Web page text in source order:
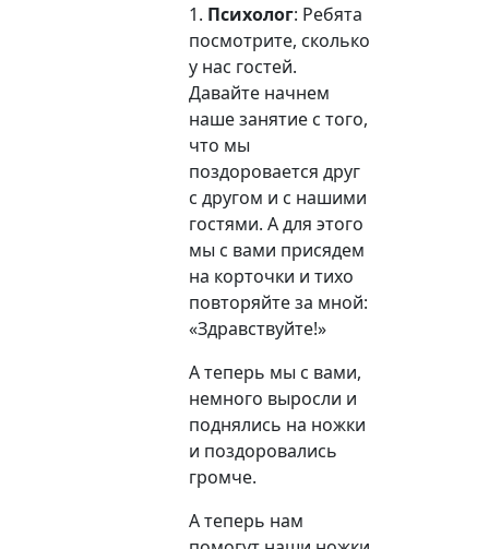
1. Психолог: Ребята
посмотрите, сколько
у нас гостей.
Давайте начнем
наше занятие с того,
что мы
поздоровается друг
с другом и с нашими
гостями. А для этого
мы с вами присядем
на корточки и тихо
повторяйте за мной:
«Здравствуйте!»
А теперь мы с вами,
немного выросли и
поднялись на ножки
и поздоровались
громче.
А теперь нам